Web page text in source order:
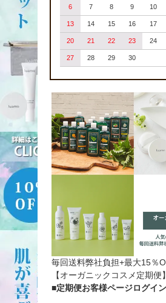
6 7 8 9 10
13 14 15 16 17
20 21 22 23 24
27 28 29 30
毎回送料弊社負担+最大15％
【オーガニックコスメ定期便】
■定期便お客様ページログイ